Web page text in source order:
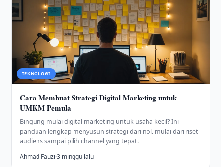
TEKNOLOGI
Cara Membuat Strategi Digital Marketing untuk
UMKM Pemula
Bingung mulai digital marketing untuk usaha kecil? Ini
panduan lengkap menyusun strategi dari nol, mulai dari riset
audiens sampai pilih channel yang tepat.
Ahmad Fauzi·3 minggu lalu